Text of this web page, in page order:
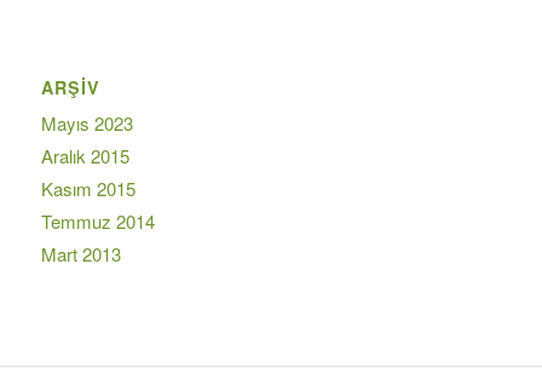
ARŞIV
Mayıs 2023
Aralık 2015
Kasım 2015
Temmuz 2014
Mart 2013